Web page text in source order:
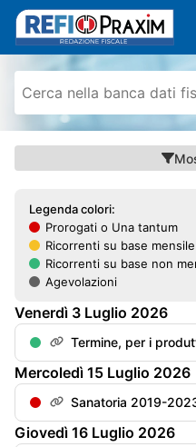
Legenda colori:
Prorogati o Una tantum
Ricorrenti su base mensile
Ricorrenti su base non
Agevolazioni
Venerdì 3 Luglio 2026
Termine, per i produttori di rifiuti (pericolosi o meno), per l'invio della
Mercoledì 15 Luglio 2026
Sanatoria 2019-2023 -
Giovedì 16 Luglio 2026